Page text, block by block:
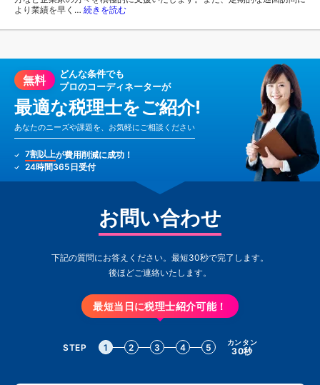
より業績を早く… 続きを読む
無料
どんな条件でも
プロのコーディネーターが
最適な税理士をご紹介!
あなたのニーズや課題を、お気軽にご相談ください
7割以上が費用削減に成功！
24時間365日受付
お問い合わせ
下記の質問にお答えください。最短30秒で完了します。
後ほどご連絡いたします。
最短当日に税理士紹介可能！
STEP 1 2 3 4 5 カンタン
30秒